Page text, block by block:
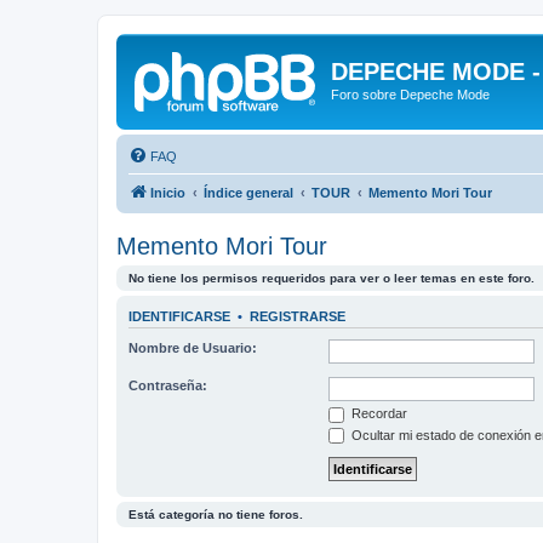
DEPECHE MODE
Foro sobre Depeche Mode
FAQ
Inicio Índice general TOUR Memento Mori Tour
Memento Mori Tour
No tiene los permisos requeridos para ver o leer temas en este foro.
IDENTIFICARSE • REGISTRARSE
Nombre de Usuario:
Contraseña:
Recordar
Ocultar mi estado de conexión
Está categoría no tiene foros.